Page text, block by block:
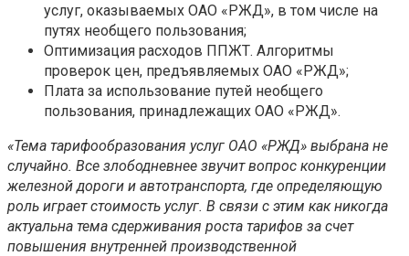
услуг, оказываемых ОАО «РЖД», в том числе на
путях необщего пользования;
Оптимизация расходов ППЖТ. Алгоритмы
проверок цен, предъявляемых ОАО «РЖД»;
Плата за использование путей необщего
пользования, принадлежащих ОАО «РЖД».
«Тема тарифообразования услуг ОАО «РЖД» выбрана не
случайно. Все злободневнее звучит вопрос конкуренции
железной дороги и автотранспорта, где определяющую
роль играет стоимость услуг. В связи с этим как никогда
актуальна тема сдерживания роста тарифов за счет
повышения внутренней производственной